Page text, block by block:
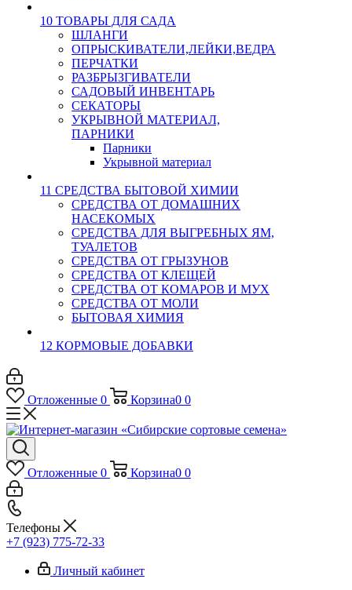
10 ТОВАРЫ ДЛЯ САДА
ШЛАНГИ
ОПРЫСКИВАТЕЛИ,ЛЕЙКИ,ВЕДРА
ПЕРЧАТКИ
РАЗБРЫЗГИВАТЕЛИ
САДОВЫЙ ИНВЕНТАРЬ
СЕКАТОРЫ
УКРЫВНОЙ МАТЕРИАЛ,
ПАРНИКИ
Парники
Укрывной материал
11 СРЕДСТВА БЫТОВОЙ ХИМИИ
СРЕДСТВА ОТ ДОМАШНИХ
НАСЕКОМЫХ
СРЕДСТВА ДЛЯ ВЫГРЕБНЫХ ЯМ,
ТУАЛЕТОВ
СРЕДСТВА ОТ ГРЫЗУНОВ
СРЕДСТВА ОТ КЛЕЩЕЙ
СРЕДСТВА ОТ КОМАРОВ И МУХ
СРЕДСТВА ОТ МОЛИ
БЫТОВАЯ ХИМИЯ
12 КОРМОВЫЕ ДОБАВКИ
Отложенные 0 Корзина0 0
Отложенные 0 Корзина0 0
Телефоны
+7 (923) 775-72-33
Личный кабинет